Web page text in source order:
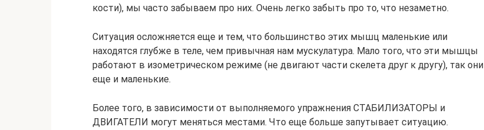
кости), мы часто забываем про них. Очень легко забыть про то, что незаметно.
Ситуация осложняется еще и тем, что большинство этих мышц маленькие или
находятся глубже в теле, чем привычная нам мускулатура. Мало того, что эти мышцы
работают в изометрическом режиме (не двигают части скелета друг к другу), так они
еще и маленькие.
Более того, в зависимости от выполняемого упражнения СТАБИЛИЗАТОРЫ и
ДВИГАТЕЛИ могут меняться местами. Что еще больше запутывает ситуацию.